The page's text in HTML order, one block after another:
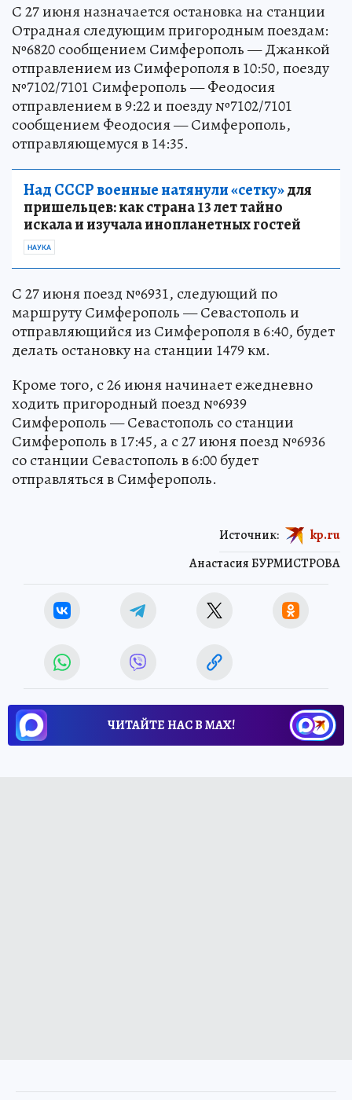
С 27 июня назначается остановка на станции
Отрадная следующим пригородным поездам:
№6820 сообщением Симферополь — Джанкой
отправлением из Симферополя в 10:50, поезду
№7102/7101 Симферополь — Феодосия
отправлением в 9:22 и поезду №7102/7101
сообщением Феодосия — Симферополь,
отправляющемуся в 14:35.
Над СССР военные натянули «сетку»для
пришельцев: как страна 13 лет тайно
искала и изучала инопланетных гостей
НАУКА
С 27 июня поезд №6931, следующий по
маршруту Симферополь — Севастополь и
отправляющийся из Симферополя в 6:40, будет
делать остановку на станции 1479 км.
Кроме того, с 26 июня начинает ежедневно
ходить пригородный поезд №6939
Симферополь — Севастополь со станции
Симферополь в 17:45, а с 27 июня поезд №6936
со станции Севастополь в 6:00 будет
отправляться в Симферополь.
Анастасия БУРМИСТРОВА
Источник: kp.ru
ЧИТАЙТЕ НАС В МАХ!